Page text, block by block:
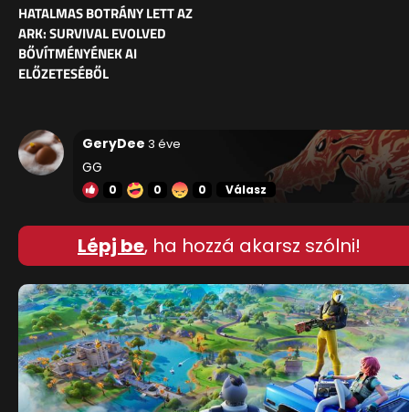
HATALMAS BOTRÁNY LETT AZ
ARK: SURVIVAL EVOLVED
BŐVÍTMÉNYÉNEK AI
ELŐZETESÉBŐL
GeryDee 3 éve
GG
0 0 0 Válasz
Lépj be, ha hozzá akarsz szólni!